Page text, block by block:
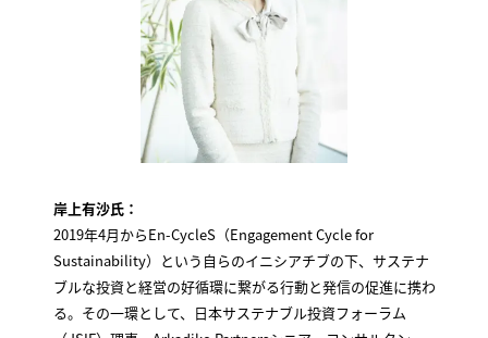
岸上有沙氏：
2019年4月からEn-CycleS（Engagement Cycle for
Sustainability）という自らのイニシアチブの下、サステナ
ブルな投資と経営の好循環に繋がる行動と発信の促進に携わ
る。その一環として、日本サステナブル投資フォーラム